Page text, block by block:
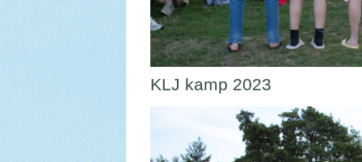
KLJ kamp 2023